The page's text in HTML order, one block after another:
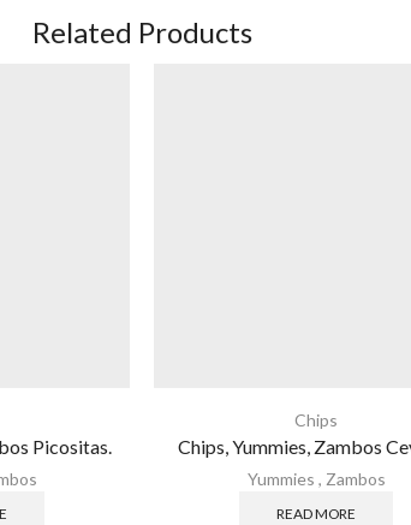
Related Products
Picositas.
Chips
Chips, Yummies, Zambos
Yummies , Zambos
READ MORE